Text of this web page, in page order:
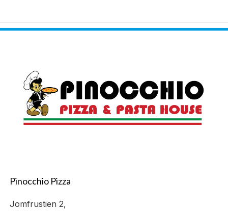
Pinocchio Pizza
Jomfrustien 2,